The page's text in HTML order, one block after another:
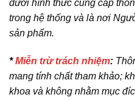
dưới hình thức cung cấp
trong hệ thống và là nơi
sản phẩm.
*Miễn trừ trách nhiệm:
mang tính chất tham khảo;
khoa và không nhằm mục